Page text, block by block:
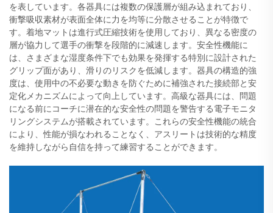
を表しています。各器具には複数の保護層が組み込まれており、
衝撃吸収素材が表面全体に力を均等に分散させることが特徴で
す。着地マットは進行式圧縮技術を使用しており、異なる密度の
層が協力して選手の衝撃を段階的に減速します。安全性機能に
は、さまざまな湿度条件下でも効果を発揮する特別に設計された
グリップ面があり、滑りのリスクを低減します。器具の構造的強
度は、使用中の不必要な動きを防ぐために補強された接続部と安
定化メカニズムによって向上しています。高級な器具には、問題
になる前にコーチに潜在的な安全性の問題を警告する電子モニタ
リングシステムが搭載されています。これらの安全性機能の統合
により、性能が損なわれることなく、アスリートは技術的な精度
を維持しながら自信を持って練習することができます。